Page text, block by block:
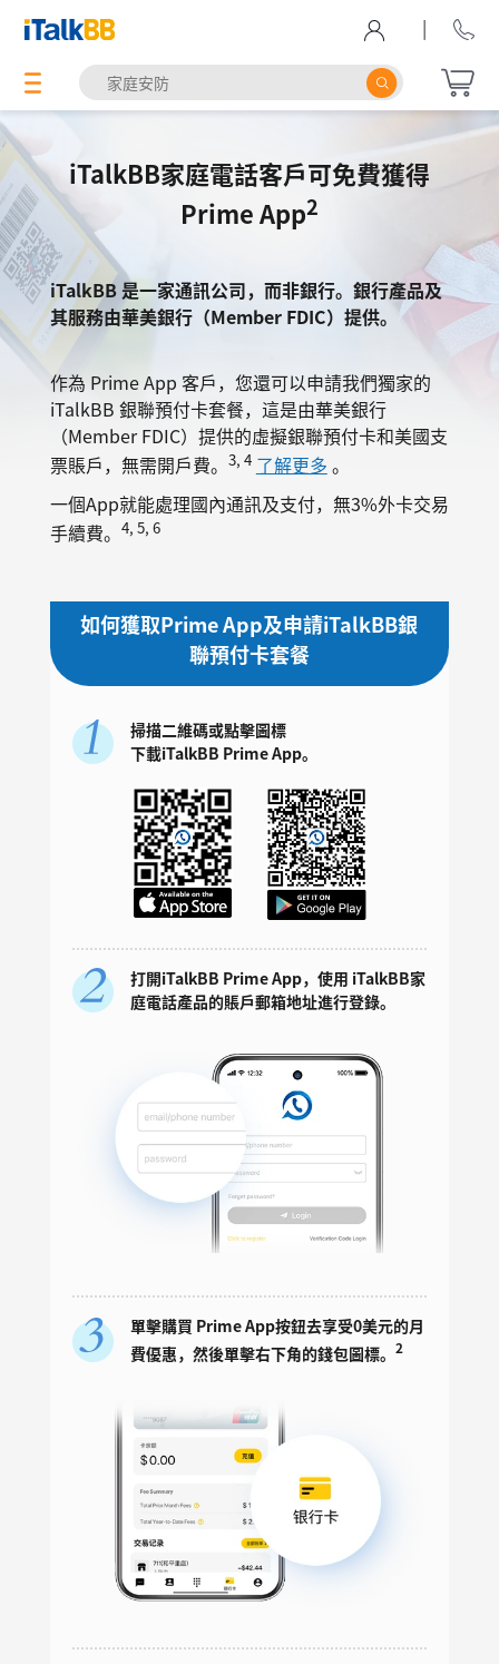
|
iTalkBB家庭電話客戶可免費獲得
Prime App2
iTalkBB 是一家通訊公司，而非銀行。銀行產品及
其服務由華美銀行（Member FDIC）提供。
作為 Prime App 客戶，您還可以申請我們獨家的
iTalkBB 銀聯預付卡套餐，這是由華美銀行
（Member FDIC）提供的虛擬銀聯預付卡和美國支
票賬戶， 無需開戶費。 3, 4 了解更多 。
一個App就能處理國內通訊及支付，無3%外卡交易
手續費。 4, 5, 6
如何獲取Prime App及申請iTalkBB銀
聯預付卡套餐
掃描二維碼或點擊圖標
下載iTalkBB Prime App。
打開iTalkBB Prime App，使用 iTalkBB家
庭電話產品的賬戶郵箱地址進行登錄。
單擊購買 Prime App按鈕去享受0美元的月
費優惠，然後單擊右下角的錢包圖標。 2